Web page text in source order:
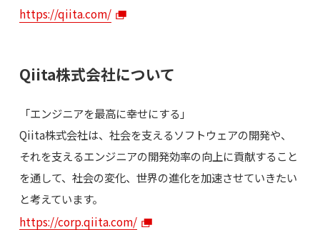
https://qiita.com/
Qiita株式会社について
「エンジニアを最高に幸せにする」
Qiita株式会社は、社会を支えるソフトウェアの開発や、
それを支えるエンジニアの開発効率の向上に貢献すること
を通して、社会の変化、世界の進化を加速させていきたい
と考えています。
https://corp.qiita.com/